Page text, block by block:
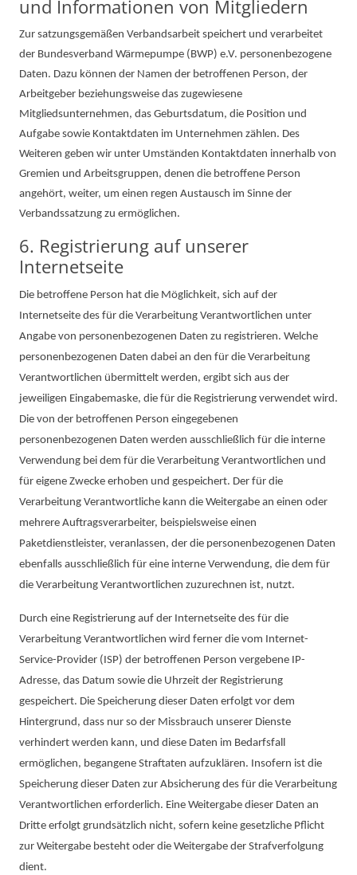
und Informationen von Mitgliedern
Zur satzungsgemäßen Verbandsarbeit speichert und verarbeitet
der Bundesverband Wärmepumpe (BWP) e.V. personenbezogene
Daten. Dazu können der Namen der betroffenen Person, der
Arbeitgeber beziehungsweise das zugewiesene
Mitgliedsunternehmen, das Geburtsdatum, die Position und
Aufgabe sowie Kontaktdaten im Unternehmen zählen. Des
Weiteren geben wir unter Umständen Kontaktdaten innerhalb von
Gremien und Arbeitsgruppen, denen die betroffene Person
angehört, weiter, um einen regen Austausch im Sinne der
Verbandssatzung zu ermöglichen.
6. Registrierung auf unserer
Internetseite
Die betroffene Person hat die Möglichkeit, sich auf der
Internetseite des für die Verarbeitung Verantwortlichen unter
Angabe von personenbezogenen Daten zu registrieren. Welche
personenbezogenen Daten dabei an den für die Verarbeitung
Verantwortlichen übermittelt werden, ergibt sich aus der
jeweiligen Eingabemaske, die für die Registrierung verwendet wird.
Die von der betroffenen Person eingegebenen
personenbezogenen Daten werden ausschließlich für die interne
Verwendung bei dem für die Verarbeitung Verantwortlichen und
für eigene Zwecke erhoben und gespeichert. Der für die
Verarbeitung Verantwortliche kann die Weitergabe an einen oder
mehrere Auftragsverarbeiter, beispielsweise einen
Paketdienstleister, veranlassen, der die personenbezogenen Daten
ebenfalls ausschließlich für eine interne Verwendung, die dem für
die Verarbeitung Verantwortlichen zuzurechnen ist, nutzt.
Durch eine Registrierung auf der Internetseite des für die
Verarbeitung Verantwortlichen wird ferner die vom Internet-
Service-Provider (ISP) der betroffenen Person vergebene IP-
Adresse, das Datum sowie die Uhrzeit der Registrierung
gespeichert. Die Speicherung dieser Daten erfolgt vor dem
Hintergrund, dass nur so der Missbrauch unserer Dienste
verhindert werden kann, und diese Daten im Bedarfsfall
ermöglichen, begangene Straftaten aufzuklären. Insofern ist die
Speicherung dieser Daten zur Absicherung des für die Verarbeitung
Verantwortlichen erforderlich. Eine Weitergabe dieser Daten an
Dritte erfolgt grundsätzlich nicht, sofern keine gesetzliche Pflicht
zur Weitergabe besteht oder die Weitergabe der Strafverfolgung
dient.